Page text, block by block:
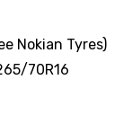
Nokian Tyres)
70R16